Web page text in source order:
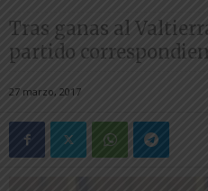
Tras ganas al
partido
27 marzo, 2017